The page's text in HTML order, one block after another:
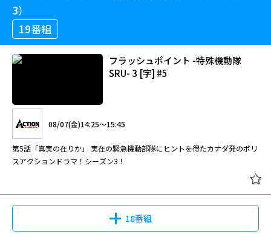
3）
19番組
フラッシュポイント -特殊機動隊
SRU- 3 [字] #5
08/07(金)14:25～15:45
第5話「真実の在りか」 実在の緊急機動部隊にヒントを得たカナダ発のポリ
スアクションドラマ！シーズン3！
18番組